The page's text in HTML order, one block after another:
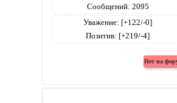
Сообщений: 2095
Уважение: [+122/-0]
Позитив: [+219/-4]